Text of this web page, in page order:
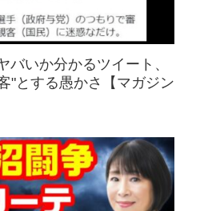
バいか分かるツイート、
"とする愚かさ【マガジン